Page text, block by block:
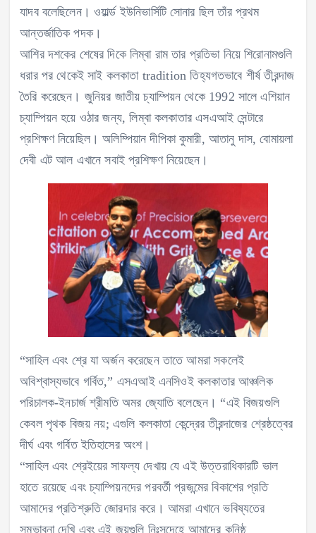
যাদব বলেছিলেন। ওয়ার্ল্ড ইউনিভার্সিটি সোনার ছিল তাঁর প্রথম
আন্তর্জাতিক পদক।
আশির দশকের শেষের দিকে লিম্বা রাম তার প্রতিভা নিয়ে শিরোনামগুলি
ধরার পর থেকেই সাই কলকাতা tradition তিহ্যগতভাবে শীর্ষ তীরন্দাজ
তৈরি করেছেন। জুনিয়র জাতীয় চ্যাম্পিয়ন থেকে 1992 সালে এশিয়ান
চ্যাম্পিয়ন হয়ে ওঠার জন্য, লিম্বা কলকাতার এসএআই সেন্টারে
প্রশিক্ষণ নিয়েছিল। অলিম্পিয়ান দীপিকা কুমারী, আতানু দাস, বোমায়লা
দেবী এট আল এখানে সবাই প্রশিক্ষণ নিয়েছেন।
“সাহিল এবং শ্রে যা অর্জন করেছেন তাতে আমরা সকলেই
অবিশ্বাস্যভাবে গর্বিত,” এসএআই এনসিওই কলকাতার আঞ্চলিক
পরিচালক-ইনচার্জ শ্রীমতি অমর জ্যোতি বলেছেন। “এই বিজয়গুলি
কেবল পৃথক বিজয় নয়; এগুলি কলকাতা কেন্দ্রের তীরন্দাজের শ্রেষ্ঠত্বের
দীর্ঘ এবং গর্বিত ইতিহাসের অংশ।
“সাহিল এবং শ্রেইয়ের সাফল্য দেখায় যে এই উত্তরাধিকারটি ভাল
হাতে রয়েছে এবং চ্যাম্পিয়নদের পরবর্তী প্রজন্মের বিকাশের প্রতি
আমাদের প্রতিশ্রুতি জোরদার করে। আমরা এখানে ভবিষ্যতের
সম্ভাবনা দেখি এবং এই জয়গুলি নিঃসন্দেহে আমাদের কনিষ্ঠ